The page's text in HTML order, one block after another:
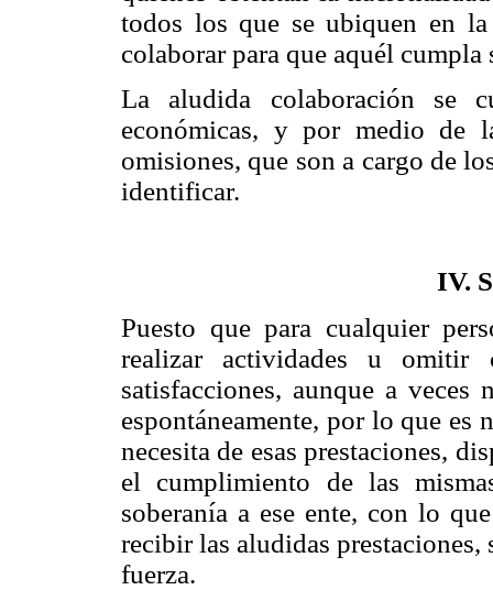
todos los que se ubiquen en
colaborar para que aquél
La aludida colaboración se
económicas, y por medio de
omisiones, que son a cargo de
identificar.
IV.
Puesto que para cualquier
realizar actividades u omitir
satisfacciones, aunque a
espontáneamente, por lo que es
necesita de esas prestaciones,
el cumplimiento de las
soberanía a ese ente, con lo
recibir las aludidas
fuerza.